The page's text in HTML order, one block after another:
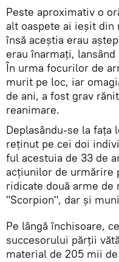
Peste aproximativ o
alt oaspete ai ieşit din
însă aceştia erau
erau înarmaţi,
În urma focurilor de
murit pe loc, iar
de ani, a fost grav
reanimare.
Deplasându-se la
reţinut pe cei doi
ful acestuia de 33 de
acţiunilor de urmărire
ridicate două arme de
"Scorpion", dar şi
Pe lângă închisoare,
succesorului părţii
material de 205 mii